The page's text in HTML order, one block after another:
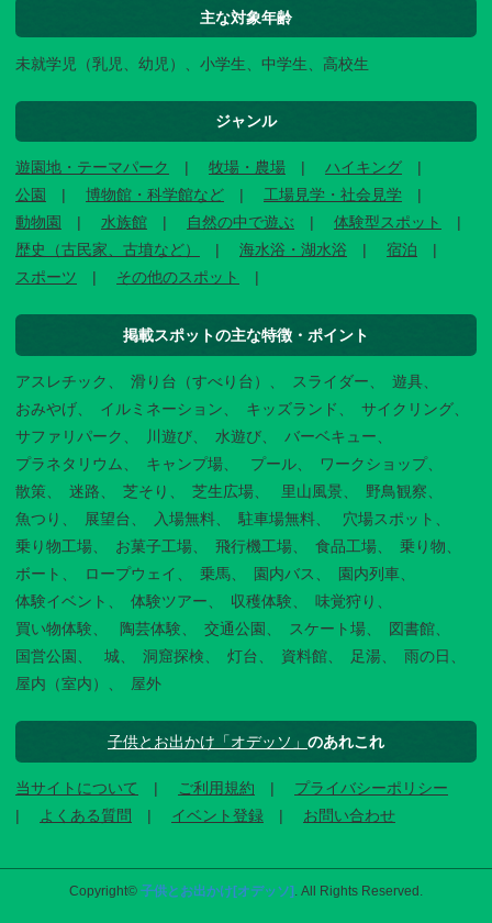
主な対象年齢
未就学児（乳児、幼児）、小学生、中学生、高校生
ジャンル
遊園地・テーマパーク 牧場・農場
ハイキング
公園
博物館・科学館など
工場見学・社会見学
動物園
水族館 自然の中で遊ぶ
体験型スポット
歴史（古民家、古墳など）
海水浴・湖水浴
宿泊
スポーツ
その他のスポット
掲載スポットの主な特徴・ポイント
アスレチック 滑り台（すべり台） スライダー
遊具
おみやげ
イルミネーション キッズランド
サイクリング
サファリパーク
川遊び 水遊び
バーベキュー
プラネタリウム
キャンプ場 プール
ワークショップ
散策
迷路 芝そり 芝生広場 里山風景
野鳥観察
魚つり
展望台 入場無料 駐車場無料
穴場スポット
乗り物工場
お菓子工場 飛行機工場 食品工場
乗り物
ボート
ロープウェイ 乗馬 園内バス
園内列車
体験イベント
体験ツアー 収穫体験
味覚狩り
買い物体験
陶芸体験 交通公園 スケート場
図書館
国営公園
城 洞窟探検 灯台 資料館 足湯
雨の日
屋内（室内）
屋外
子供とお出かけ「オデッソ」 のあれこれ
当サイトについて ご利用規約
プライバシーポリシー
よくある質問
イベント登録 お問い合わせ
Copyright© 子供とお出かけ[オデッソ]. All Rights Reserved.